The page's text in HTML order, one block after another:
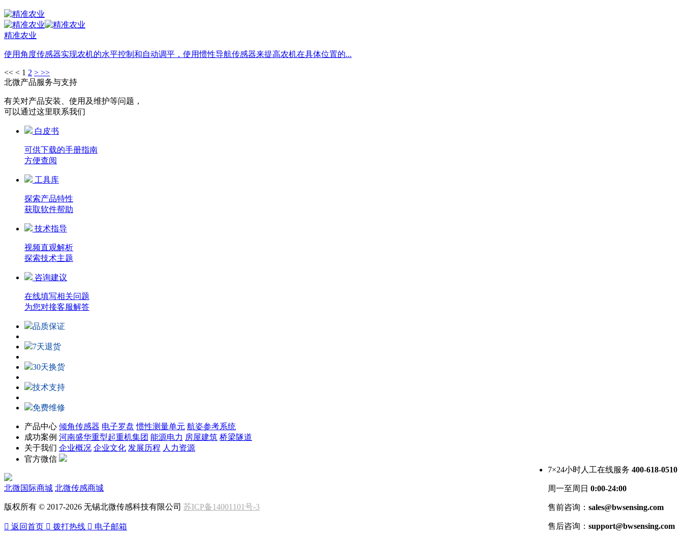
精准农业
使用角度传感器实现农机的水平控制和自动调平，使用惯性导航传感器来提高农机在具体位置的...
<< < 1 2 > >>
北微产品服务与支持
有关对产品安装、使用及维护等问题，
可以通过这里联系我们
白皮书
可供下载的手册指南
方便查阅
工具库
探索产品特性
获取软件帮助
技术指导
视频直观解析
探索技术主题
咨询建议
在线填写相关问题
为您对接客服解答
品质保证
7天退货
30天换货
技术支持
免费维修
产品中心 倾角传感器 电子罗盘 惯性测量单元 航姿参考系统
成功案例 河南盛华重型起重机集团 能源电力 房屋建筑 桥梁隧道
关于我们 企业概况 企业文化 发展历程 人力资源
官方微信
7×24小时人工在线服务 400-618-0510
周一至周日0:00-24:00
售前咨询：sales@bwsensing.com
售后咨询：support@bwsensing.com
北微国际商城 北微传感商城
版权所有 © 2017-2026 无锡北微传感科技有限公司 苏ICP备14001101号-3
 返回首页  拨打热线  电子邮箱